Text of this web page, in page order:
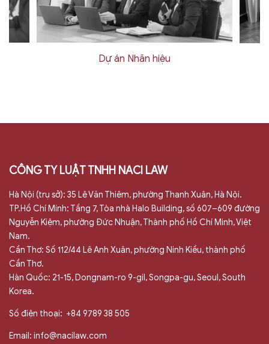
Dự án Nhãn hiệu
CÔNG TY LUẬT TNHH NACI LAW
Hà Nội (trụ sở): 35 Lê Văn Thiêm, phường Thanh Xuân, Hà Nội.
TP.Hồ Chí Minh: Tầng 7, Tòa nhà Halo Building, số 607–609 đường
Nguyễn Kiệm, phường Đức Nhuận, Thành phố Hồ Chí Minh, Việt
Nam.
Cần Thơ: Số 112/44 Lê Anh Xuân, phường Ninh Kiều, thành phố
Cần Thơ.
Hàn Quốc: 21-15, Dongnam-ro 9-gil, Songpa-gu, Seoul, South
Korea.
Số điện thoại: +84 9789 38 505
Email: info@nacilaw.com